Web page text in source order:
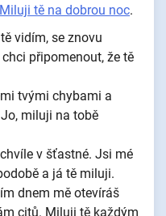
tě na dobrou noc.
vidím, se znovu
připomenout, že tě
tvými chybami a
miluji na tobě
v šťastné. Jsi mé
a já tě miluji.
dnem mě otevíráš
citů. Miluji tě každým